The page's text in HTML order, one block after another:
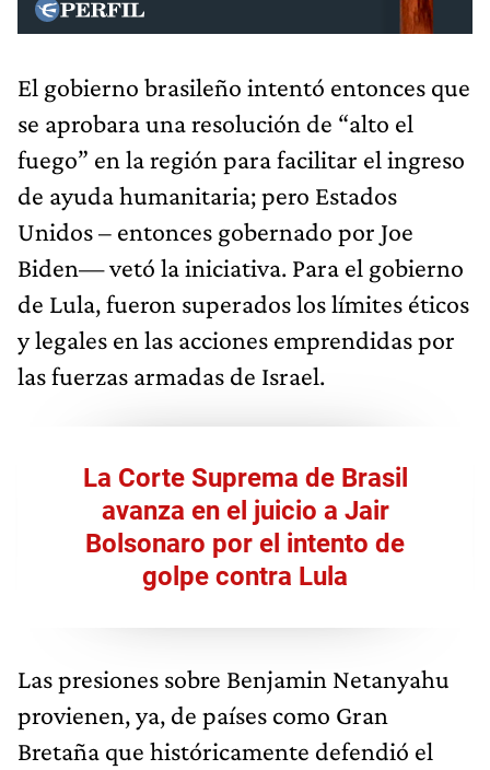
El gobierno brasileño intentó entonces que
se aprobara una resolución de “alto el
fuego” en la región para facilitar el ingreso
de ayuda humanitaria; pero Estados
Unidos – entonces gobernado por Joe
Biden— vetó la iniciativa. Para el gobierno
de Lula, fueron superados los límites éticos
y legales en las acciones emprendidas por
las fuerzas armadas de Israel.
La Corte Suprema de Brasil
avanza en el juicio a Jair
Bolsonaro por el intento de
golpe contra Lula
Las presiones sobre Benjamin Netanyahu
provienen, ya, de países como Gran
Bretaña que históricamente defendió el